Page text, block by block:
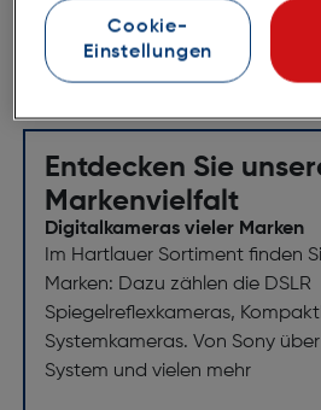
- Strukturpapier
Entdecken Sie
Markenvielfalt
Digitalkameras vieler Marken
Im Hartlauer Sortiment finden
Marken: Dazu zählen die DSLR
Spiegelreflexkameras,
Systemkameras. Von Sony
System und vielen mehr
Cookie-
Einstellungen